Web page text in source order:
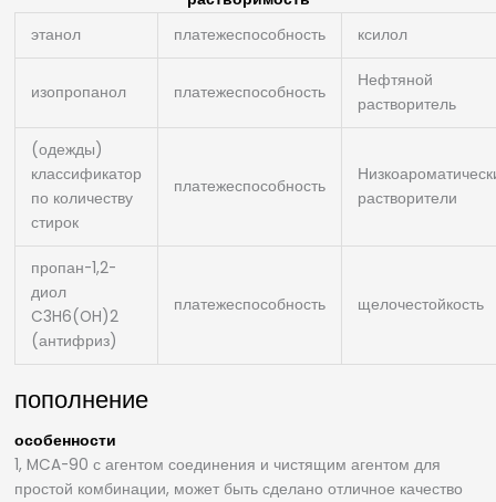
этанол
платежеспособность ксилол
изопропанол платежеспособность
Нефтяной
растворитель
(одежды)
классификатор
по количеству
стирок
платежеспособность
растворители
пропан-1,2-
диол
C3H6(OH)2
(антифриз)
платежеспособность щелочестойкость
пополнение
особенности
1, MCA-90 с агентом соединения и чистящим агентом для
простой комбинации, может быть сделано отличное качество